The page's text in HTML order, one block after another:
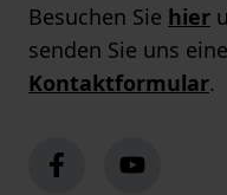
Besuchen Sie hier
senden Sie uns
Kontaktformular.